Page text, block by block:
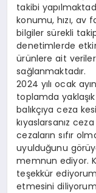
takibi
konumu, hızı, av
bilgiler sürekli
denetimlerde
ürünlere ait
sağlanmaktadır.
2024 yılı ocak
toplamda
balıkçıya ceza
kıyaslarsanız
cezaların sıfır
uyulduğunu
memnun ediyor.
teşekkür
etmesini